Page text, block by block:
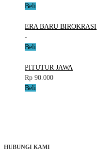
Beli
ERA BARU BIROKRASI
-
Beli
PITUTUR JAWA
Rp 90.000
Beli
HUBUNGI KAMI